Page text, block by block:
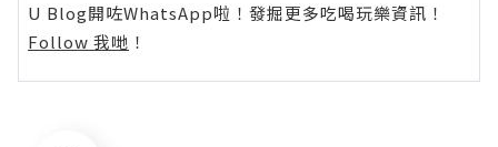
U Blog開咗WhatsApp啦！發掘更多吃喝玩樂資訊！
Follow 我哋 ！